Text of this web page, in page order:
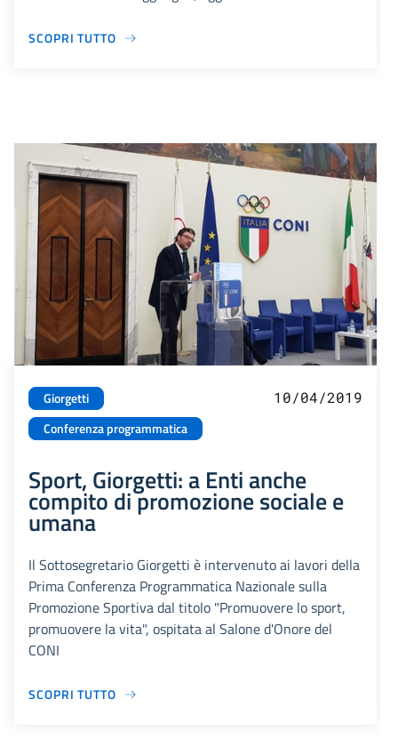
SCOPRI TUTTO
Giorgetti
Conferenza programmatica
10/04/2019
Sport, Giorgetti: a Enti anche
compito di promozione sociale e
umana
Il Sottosegretario Giorgetti è intervenuto ai lavori della
Prima Conferenza Programmatica Nazionale sulla
Promozione Sportiva dal titolo "Promuovere lo sport,
promuovere la vita", ospitata al Salone d'Onore del
CONI
SCOPRI TUTTO